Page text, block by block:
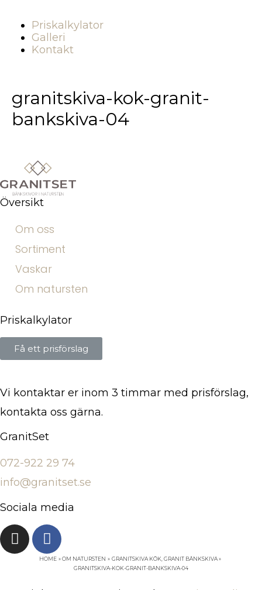
Priskalkylator
Galleri
Kontakt
granitskiva-kok-granit-
bankskiva-04
Översikt
Om oss
Sortiment
Vaskar
Om natursten
Priskalkylator
Få ett prisförslag
Vi kontaktar er inom 3 timmar med prisförslag,
kontakta oss gärna.
GranitSet
072-922 29 74
info@granitset.se
Sociala media
HOME OM NATURSTEN
GRANITSKIVA KÖK, GRANIT BÄNKSKIVA
GRANITSKIVA-KOK-GRANIT-BANKSKIVA-04